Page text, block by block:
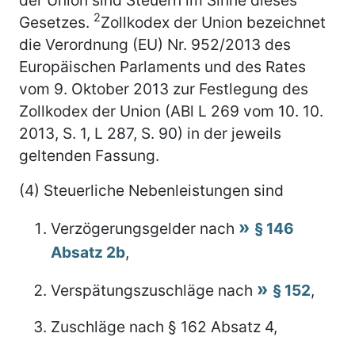
Gesetzes. 2Zollkodex der Union bezeichnet
die Verordnung (EU) Nr. 952/2013 des
Europäischen Parlaments und des Rates
vom 9. Oktober 2013 zur Festlegung des
Zollkodex der Union (ABl L 269 vom 10. 10.
2013, S. 1, L 287, S. 90) in der jeweils
geltenden Fassung.
(4) Steuerliche Nebenleistungen sind
Verzögerungsgelder nach
§ 146
Absatz 2b,
Verspätungszuschläge nach
§ 152,
Zuschläge nach § 162 Absatz 4,